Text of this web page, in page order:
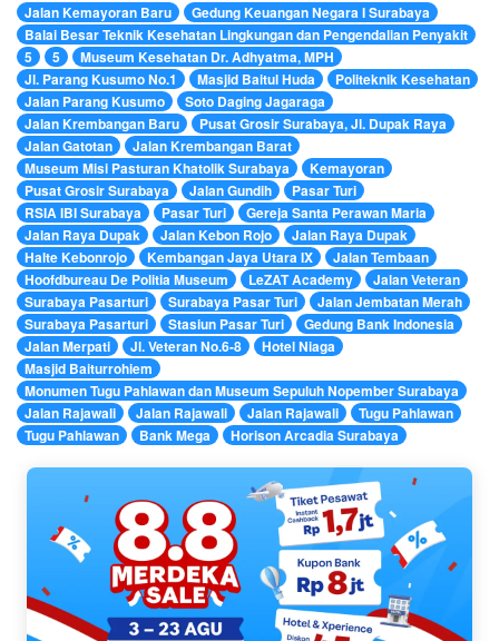
Jalan Kemayoran Baru
Gedung Keuangan Negara I Surabaya
Balai Besar Teknik Kesehatan Lingkungan dan Pengendalian Penyakit
5
5
Museum Kesehatan Dr. Adhyatma, MPH
Jl. Parang Kusumo No.1
Masjid Baitul Huda
Politeknik Kesehatan
Jalan Parang Kusumo
Soto Daging Jagaraga
Jalan Krembangan Baru
Pusat Grosir Surabaya, Jl. Dupak Raya
Jalan Gatotan
Jalan Krembangan Barat
Museum Misi Pasturan Khatolik Surabaya
Kemayoran
Pusat Grosir Surabaya
Jalan Gundih
Pasar Turi
RSIA IBI Surabaya
Pasar Turi
Gereja Santa Perawan Maria
Jalan Raya Dupak
Jalan Kebon Rojo
Jalan Raya Dupak
Halte Kebonrojo
Kembangan Jaya Utara IX
Jalan Tembaan
Hoofdbureau De Politia Museum
LeZAT Academy
Jalan Veteran
Surabaya Pasarturi
Surabaya Pasar Turi
Jalan Jembatan Merah
Surabaya Pasarturi
Stasiun Pasar Turi
Gedung Bank Indonesia
Jalan Merpati
Jl. Veteran No.6-8
Hotel Niaga
Masjid Baiturrohiem
Monumen Tugu Pahlawan dan Museum Sepuluh Nopember Surabaya
Jalan Rajawali
Jalan Rajawali Jalan Rajawali
Tugu Pahlawan
Tugu Pahlawan
Bank Mega Horison Arcadia Surabaya